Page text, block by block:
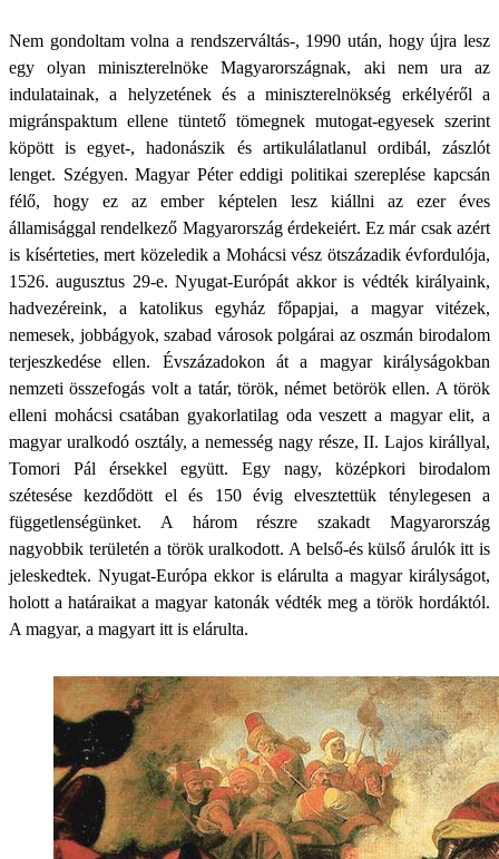
Nem gondoltam volna a rendszerváltás-, 1990 után, hogy újra lesz
egy olyan miniszterelnöke Magyarországnak, aki nem ura az
indulatainak, a helyzetének és a miniszterelnökség erkélyéről a
migránspaktum ellene tüntető tömegnek mutogat-egyesek szerint
köpött is egyet-, hadonászik és artikulálatlanul ordibál, zászlót
lenget. Szégyen. Magyar Péter eddigi politikai szereplése kapcsán
félő, hogy ez az ember képtelen lesz kiállni az ezer éves
államisággal rendelkező Magyarország érdekeiért. Ez már csak azért
is kísérteties, mert közeledik a Mohácsi vész ötszázadik évfordulója,
1526. augusztus 29-e. Nyugat-Európát akkor is védték királyaink,
hadvezéreink, a katolikus egyház főpapjai, a magyar vitézek,
nemesek, jobbágyok, szabad városok polgárai az oszmán birodalom
terjeszkedése ellen. Évszázadokon át a magyar királyságokban
nemzeti összefogás volt a tatár, török, német betörök ellen. A török
elleni mohácsi csatában gyakorlatilag oda veszett a magyar elit, a
magyar uralkodó osztály, a nemesség nagy része, II. Lajos királlyal,
Tomori Pál érsekkel együtt. Egy nagy, középkori birodalom
szétesése kezdődött el és 150 évig elvesztettük ténylegesen a
függetlenségünket. A három részre szakadt Magyarország
nagyobbik területén a török uralkodott. A belső-és külső árulók itt is
jeleskedtek. Nyugat-Európa ekkor is elárulta a magyar királyságot,
holott a határaikat a magyar katonák védték meg a török hordáktól.
A magyar, a magyart itt is elárulta.